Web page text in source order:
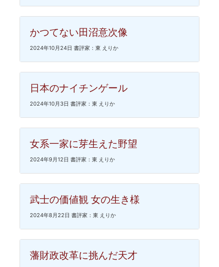
かつてない田沼意次像
2024年10月24日 書評家：東 えりか
日本のナイチンゲール
2024年10月3日 書評家：東 えりか
女系一家に芽生えた野望
2024年9月12日 書評家：東 えりか
武士の価値観 女の生き様
2024年8月22日 書評家：東 えりか
藩財政改革に挑んだ天才